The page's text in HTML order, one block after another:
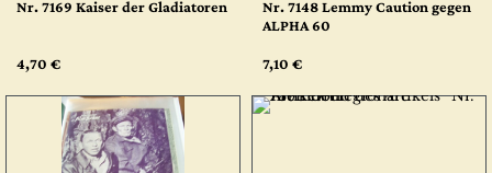
Nr. 7169 Kaiser der Gladiatoren
4,70 €
Nr. 7148 Lemmy Caution gegen
ALPHA 60
7,10 €